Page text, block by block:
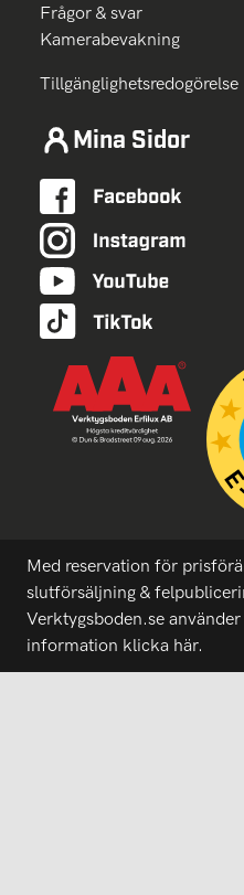
Frågor & svar
Kamerabevakning
Tillgänglighetsredogörelse
Mina Sidor
Med reservation för
slutförsäljning &
Verktygsboden.se
information klicka här.